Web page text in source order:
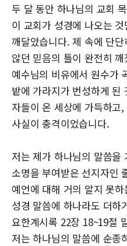
두 달 동안 하나님의 교회
이 교회가 성경에 나오는
깨달았습니다. 제 속에 단
않던 믿음의 틀이 완전히
예수님의 비유에서 원수가
밭에 가라지가 번성하게 된
자들이 온 세상에 가득하고
사실이 충격이었습니다.
저는 제가 하나님의 말씀을
소명을 부여받은 선지자인
예언에 대해 거의 알지 못
성경 말씀에 하나라도 더하
요한계시록 22장 18~19절
저는 하나님의 말씀에 순종